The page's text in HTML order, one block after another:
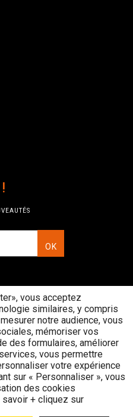
OK
DE VENTE DE
ALCOOLIQUES AUX
MOINS DE 18 ANS
majorité de l'acheteur est
de la vente en ligne
SANTE PUBLIQUE, ART. L. 3342-1 et
L. 3353-3
la santé, consommez avec
vous acceptez
similaires, y compris
notre audience, vous
mémoriser vos
des formulaires, améliorer
vous permettre
votre expérience
sur « Personnaliser », vous
des cookies
+ cliquez sur